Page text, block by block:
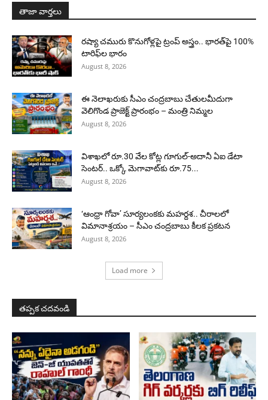
తాజా వార్తలు
రష్యా చమురు కొనుగోళ్లపై ట్రంప్ అస్త్రం.. భారత్‌పై 100%
టారిఫ్‌ల భారం
August 8, 2026
ఈ నెలాఖరుకు సీఎం చంద్రబాబు చేతులమీదుగా
వెలిగొండ ప్రాజెక్ట్‌ ప్రారంభం – మంత్రి నిమ్మల
August 8, 2026
విశాఖలో రూ.30 వేల కోట్ల గూగుల్-అదానీ ఏఐ డేటా
సెంటర్.. ఒక్కో మెగావాట్‌కు రూ.75...
August 8, 2026
‘ఆంధ్రా గోవా’ సూర్యలంకకు మహర్దశ.. చీరాలలో
విమానాశ్రయం – సీఎం చంద్రబాబు కీలక ప్రకటన
August 8, 2026
Load more
తప్పక చదవండి